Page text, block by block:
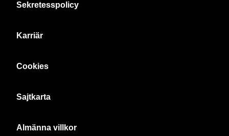
Sekretesspolicy
Karriär
Cookies
Sajtkarta
Almänna villkor